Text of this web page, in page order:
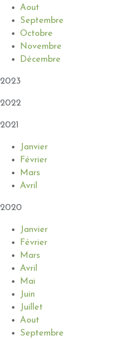
Aout
Septembre
Octobre
Novembre
Décembre
2023
2022
2021
Janvier
Février
Mars
Avril
2020
Janvier
Février
Mars
Avril
Mai
Juin
Juillet
Aout
Septembre